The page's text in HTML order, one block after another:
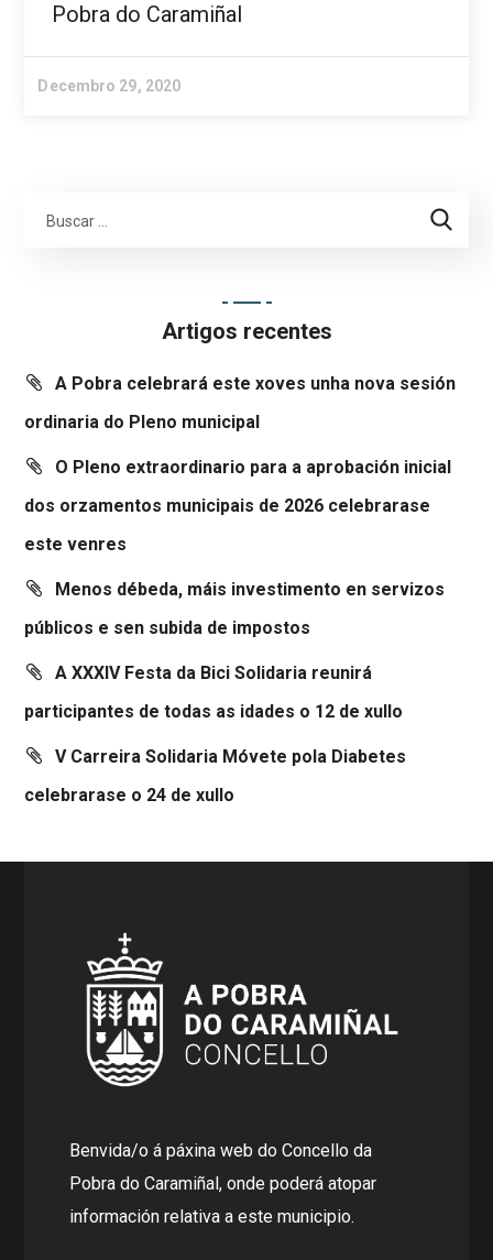
Pobra do Caramiñal
Decembro 29, 2020
Artigos recentes
A Pobra celebrará este xoves unha nova sesión
ordinaria do Pleno municipal
O Pleno extraordinario para a aprobación inicial
dos orzamentos municipais de 2026 celebrarase
este venres
Menos débeda, máis investimento en servizos
públicos e sen subida de impostos
A XXXIV Festa da Bici Solidaria reunirá
participantes de todas as idades o 12 de xullo
V Carreira Solidaria Móvete pola Diabetes
celebrarase o 24 de xullo
Benvida/o á páxina web do Concello da
Pobra do Caramiñal, onde poderá atopar
información relativa a este municipio.